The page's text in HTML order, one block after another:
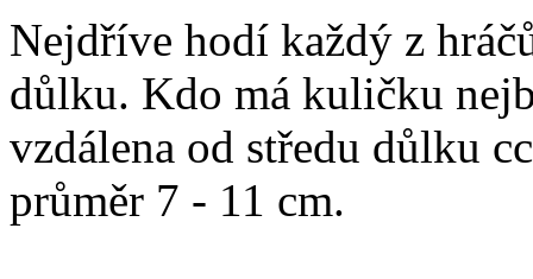
Nejdříve hodí každý z
důlku. Kdo má kuličku
vzdálena od středu důlku
průměr 7 - 11 cm.